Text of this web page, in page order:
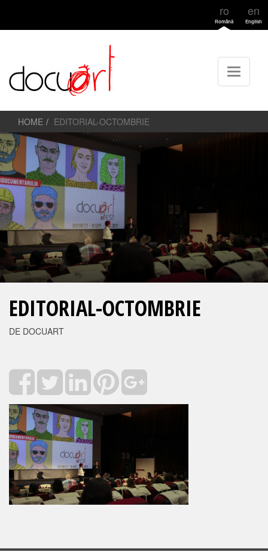
ro
Română
en
English
HOME EDITORIAL-OCTOMBRIE
EDITORIAL-OCTOMBRIE
DE DOCUART